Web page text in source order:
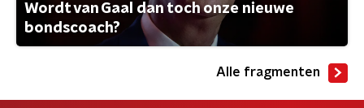
Wordt van Gaal dan toch onze nieuwe
bondscoach?
Alle fragmenten